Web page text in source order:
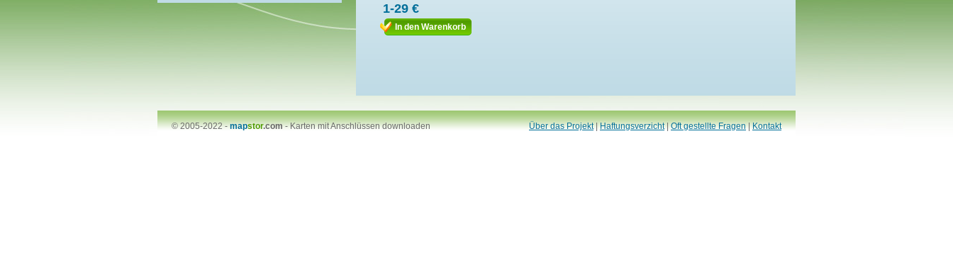
1-29 €
In den Warenkorb
© 2005-2022 -mapstor.com-Karten mit Anschlüssen downloaden Über das Projekt|Haftungsverzicht|Oft gestellte Fragen|Kontakt